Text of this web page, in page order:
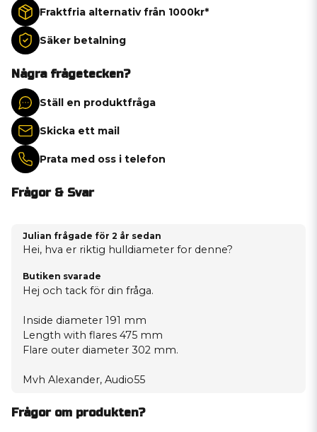
Fraktfria alternativ från 1000kr*
Säker betalning
Några frågetecken?
Ställ en produktfråga
Skicka ett mail
Prata med oss i telefon
Frågor & Svar
Julian frågade för 2 år sedan
Hei, hva er riktig hulldiameter for denne?
Butiken svarade
Hej och tack för din fråga.
Inside diameter 191 mm
Length with flares 475 mm
Flare outer diameter 302 mm.
Mvh Alexander, Audio55
Frågor om produkten?